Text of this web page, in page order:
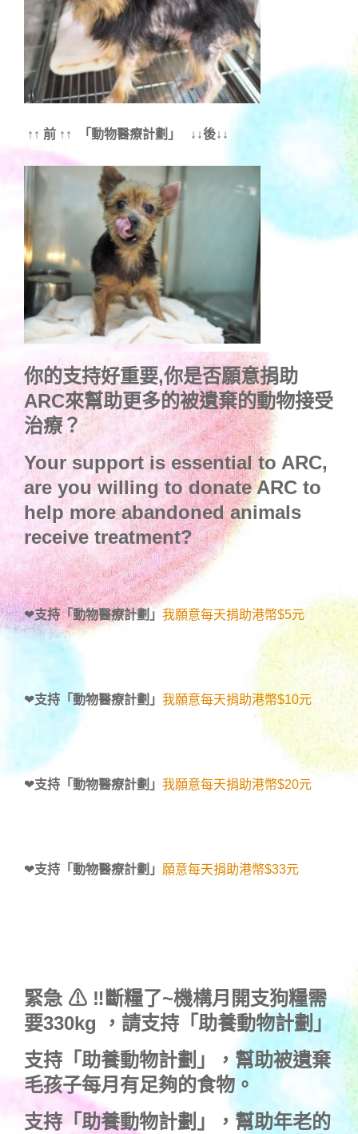
↑↑ 前 ↑↑ 「動物醫療計劃」 ↓↓後↓↓
你的支持好重要,你是否願意捐助
ARC來幫助更多的被遺棄的動物接受
治療？
Your support is essential to ARC,
are you willing to donate ARC to
help more abandoned animals
receive treatment?
❤支持「動物醫療計劃」 我願意每天捐助港幣$5元
❤支持「動物醫療計劃」 我願意每天捐助港幣$10元
❤支持「動物醫療計劃」 我願意每天捐助港幣$20元
❤支持「動物醫療計劃」 願意每天捐助港幣$33元
緊急 ⚠ ‼斷糧了~機構月開支狗糧需
要330kg ， 請支持「助養動物計劃」
支持 「助養動物計劃」
，幫助被遺棄
毛孩子每月有足夠的食物。
支持 「助養動物計劃」
，幫助年老的